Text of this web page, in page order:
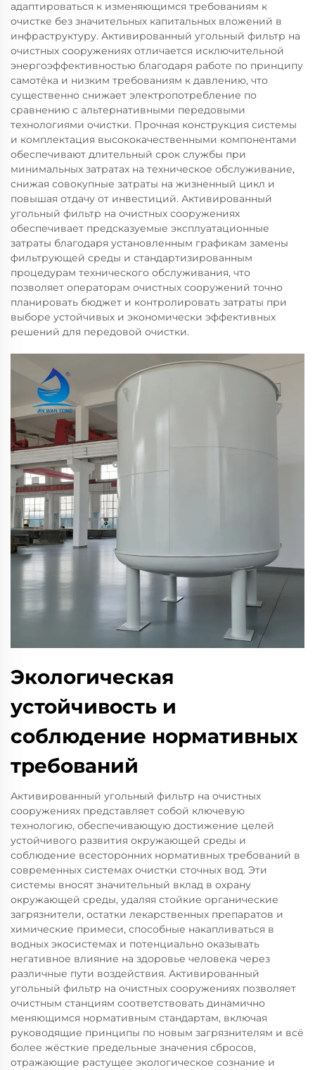
адаптироваться к изменяющимся требованиям к
очистке без значительных капитальных вложений в
инфраструктуру. Активированный угольный фильтр на
очистных сооружениях отличается исключительной
энергоэффективностью благодаря работе по принципу
самотёка и низким требованиям к давлению, что
существенно снижает электропотребление по
сравнению с альтернативными передовыми
технологиями очистки. Прочная конструкция системы
и комплектация высококачественными компонентами
обеспечивают длительный срок службы при
минимальных затратах на техническое обслуживание,
снижая совокупные затраты на жизненный цикл и
повышая отдачу от инвестиций. Активированный
угольный фильтр на очистных сооружениях
обеспечивает предсказуемые эксплуатационные
затраты благодаря установленным графикам замены
фильтрующей среды и стандартизированным
процедурам технического обслуживания, что
позволяет операторам очистных сооружений точно
планировать бюджет и контролировать затраты при
выборе устойчивых и экономически эффективных
решений для передовой очистки.
Экологическая
устойчивость и
соблюдение нормативных
требований
Активированный угольный фильтр на очистных
сооружениях представляет собой ключевую
технологию, обеспечивающую достижение целей
устойчивого развития окружающей среды и
соблюдение всесторонних нормативных требований в
современных системах очистки сточных вод. Эти
системы вносят значительный вклад в охрану
окружающей среды, удаляя стойкие органические
загрязнители, остатки лекарственных препаратов и
химические примеси, способные накапливаться в
водных экосистемах и потенциально оказывать
негативное влияние на здоровье человека через
различные пути воздействия. Активированный
угольный фильтр на очистных сооружениях позволяет
очистным станциям соответствовать динамично
меняющимся нормативным стандартам, включая
руководящие принципы по новым загрязнителям и всё
более жёсткие предельные значения сбросов,
отражающие растущее экологическое сознание и